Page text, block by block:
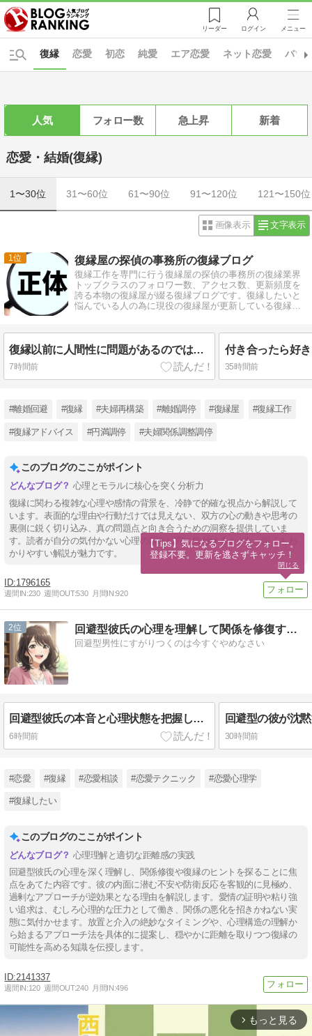
リーダー ログイン メニュー
恋愛 初恋 純愛 エア恋愛 ネット恋愛 バツ
復縁
人気 フォロー数 急上昇 新着
恋愛・結婚(復縁)
1〜30位 31〜60位 61〜90位 91〜120位 121〜150位
画像表示 文字表示
1 復縁屋の探偵の事務所の復縁ブログ
復縁工作を専門に行う復縁屋の探偵の事務所の復縁業界
トップクラスのフォロワー数、アクセス数、更新頻度を
誇る本物の復縁屋が綴る復縁ブログです。復縁したいと
悩んでいる人の為に現役の復縁屋が更新している復縁ブ
復縁以前に人間性に問題があるのではないですか？という話
7時間前 35時間前
#離婚回避 #復縁 #夫婦再構築 #離婚調停 #復縁屋 #復縁工作
#復縁アドバイス #円満調停 #夫婦関係調整調停
このブログのここがポイント
心理とモラルに核心を突く分析力
復縁に関わる複雑な心理や感情の背景を、冷静で的確な視点から解説して
います。表面的な理由や行動だけでは見えない、双方の心の動きや思考の
裏側に鋭く切り込み、真の問題点と向き合うための洞察を提供していま
す。読者が自分の気付かない心理の落とし穴に気付けるような、深くもわ
かりやすい解説が魅力です。
1796165
週間IN:230 週間OUT:530 月間IN:920
2 回避型彼氏の心理を理解して関係を修復する具体的な方法
回避型男性にすがりつくのは今すぐやめなさい
回避型彼氏の本音と心理状態を把握して復縁を成功させる方法
6時間前 30時間前
#恋愛 #復縁 #恋愛相談 #恋愛テクニック #恋愛心理学
#復縁したい
このブログのここがポイント
心理理解と適切な距離感の実践
回避型彼氏の心理を深く理解し、関係修復や復縁のヒントを探ることに焦
点をあてた内容です。彼の内面に潜む不安や防衛反応を客観的に見極め、
過剰なアプローチが逆効果となる理由を解説します。愛情の証明や粘り強
い追求は、むしろ心理的な圧力として働き、関係の悪化を招きかねない実
態に気付かせます。放置と介入の絶妙なタイミングや、心理構造の理解か
ら始まるアプローチ法を具体的に提案し、穏やかに距離を取りつつ復縁の
可能性を高める知識を伝授します。
2141337
週間IN:120 週間OUT:240 月間IN:496
arrow_forward_ios もっと見る
【Tips】気になるブログをフォロー。
登録不要。更新を逃さずキャッチ！
閉じる